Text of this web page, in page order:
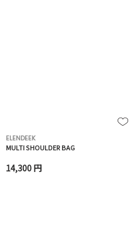
ELENDEEK
MULTI SHOULDER BAG
14,300 円